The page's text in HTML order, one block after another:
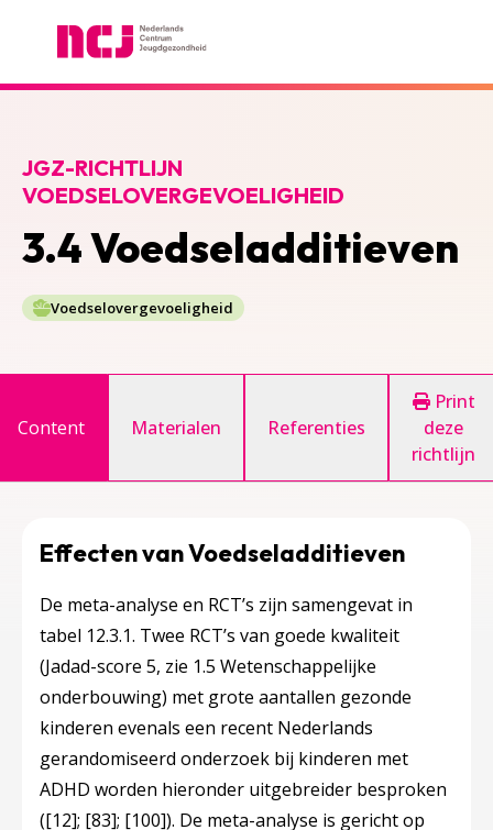
3.4 Voedseladditieven
JGZ-RICHTLIJN
VOEDSELOVERGEVOELIGHEID
Voedselovergevoeligheid
Content Materialen Referenties
Print
deze
richtlijn
Effecten van Voedseladditieven
De meta-analyse en RCT’s zijn samengevat in
tabel 12.3.1. Twee RCT’s van goede kwaliteit
(Jadad-score 5, zie 1.5 Wetenschappelijke
onderbouwing) met grote aantallen gezonde
kinderen evenals een recent Nederlands
gerandomiseerd onderzoek bij kinderen met
ADHD worden hieronder uitgebreider besproken
([12]; [83]; [100]). De meta-analyse is gericht op